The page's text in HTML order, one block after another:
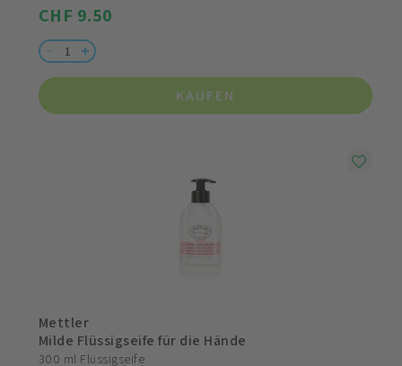
CHF 9.50
KAUFEN
Mettler
Milde Flüssigseife für die Hände
300 ml Flüssigseife